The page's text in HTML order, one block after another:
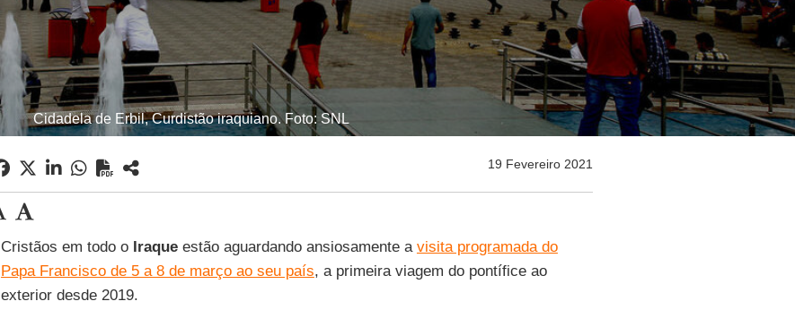
Cidadela de Erbil, Curdistão iraquiano. Foto: SNL
19 Fevereiro 2021
Cristãos em todo o Iraqueestão aguardando ansiosamente a visita programada do
Papa Francisco de 5 a 8 de março ao seu país, a primeira viagem do pontífice ao
exterior desde 2019.